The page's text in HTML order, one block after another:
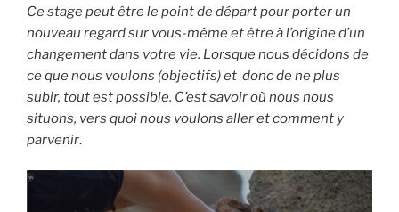
Ce stage peut être le point de départ pour porter un
nouveau regard sur vous-même et être à l’origine d’un
changement dans votre vie. Lorsque nous décidons de
ce que nous voulons (objectifs) et donc de ne plus
subir, tout est possible. C’est savoir où nous nous
situons, vers quoi nous voulons aller et comment y
parvenir.